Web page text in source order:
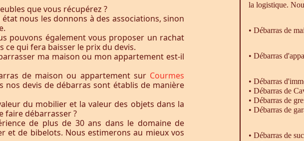
que vous récupérez ?
nous les donnons à des associations, sinon
pouvons également vous proposer un rachat
ce qui fera baisser le prix du devis.
ma maison ou mon appartement est-il
de maison ou appartement sur Courmes
nos devis de débarras sont établis de manière
du mobilier et la valeur des objets dans la
faire débarrasser ?
de plus de 30 ans dans le domaine de
et de bibelots. Nous estimerons au mieux vos
la logistique.
• Débarras de
• Débarras
• Débarras
• Débarras de
• Débarras de
• Débarras de
• Débarras de